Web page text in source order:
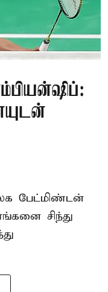
பேட்மிண்டன்
சிந்து